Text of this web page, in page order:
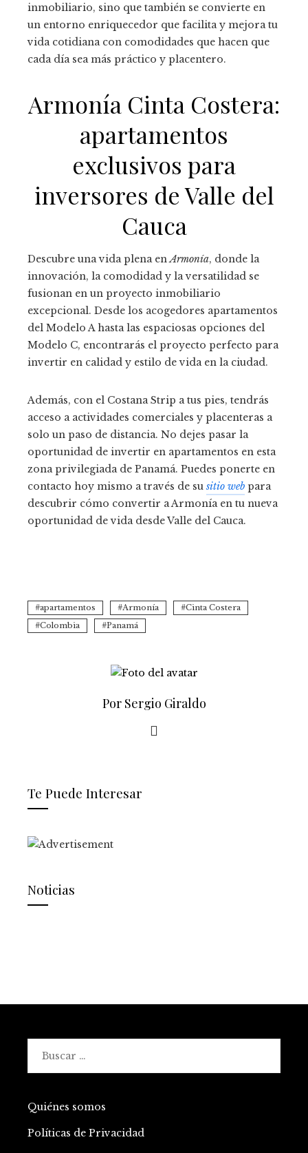
inmobiliario, sino que también se convierte en
un entorno enriquecedor que facilita y mejora tu
vida cotidiana con comodidades que hacen que
cada día sea más práctico y placentero.
Armonía Cinta Costera:
apartamentos
exclusivos para
inversores de Valle del
Cauca
Descubre una vida plena enArmonía, donde la
innovación, la comodidad y la versatilidad se
fusionan en un proyecto inmobiliario
excepcional. Desde los acogedores apartamentos
del Modelo A hasta las espaciosas opciones del
Modelo C, encontrarás el proyecto perfecto para
invertir en calidad y estilo de vida en la ciudad.
Además, con el Costana Strip a tus pies, tendrás
acceso a actividades comerciales y placenteras a
solo un paso de distancia. No dejes pasar la
oportunidad de invertir en apartamentos en esta
zona privilegiada de Panamá. Puedes ponerte en
contacto hoy mismo a través de susitio web para
descubrir cómo convertir a Armonía en tu nueva
oportunidad de vida desde Valle del Cauca.
apartamentos Armonía
Cinta Costera
Colombia
Panamá
Por Sergio Giraldo
Te Puede Interesar
Noticias
Quiénes somos
Políticas de Privacidad